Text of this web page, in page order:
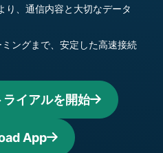
り、通信内容と大切なデータ
ングまで、安定した高速接続
イアルを開始
App